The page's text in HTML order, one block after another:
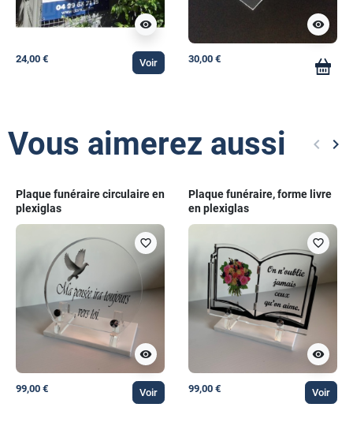
visibility
24,00 € Voir
visibility
30,00 €
Vous aimerez aussi keyboard_arrow_left keyboard_arrow_right
Plaque funéraire circulaire en
plexiglas
visibility
favorite_border
99,00 € Voir
Plaque funéraire, forme livre
en plexiglas
visibility
favorite_border
99,00 € Voir